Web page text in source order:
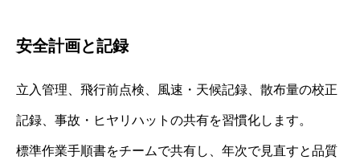
安全計画と記録
立入管理、飛行前点検、風速・天候記録、散布量の校正
記録、事故・ヒヤリハットの共有を習慣化します。
標準作業手順書をチームで共有し、年次で見直すと品質